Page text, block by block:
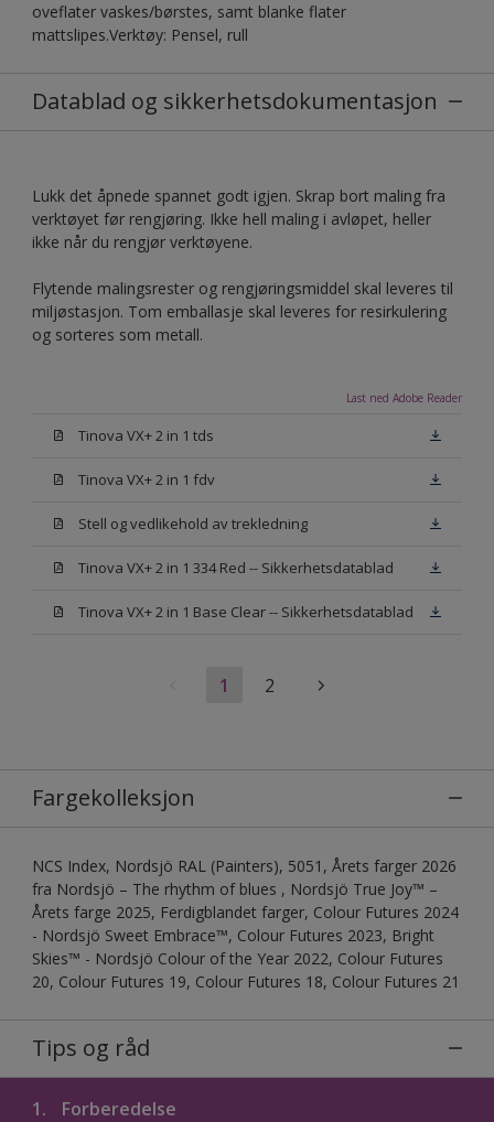
oveflater vaskes/børstes, samt blanke flater
mattslipes.Verktøy: Pensel, rull
Datablad og sikkerhetsdokumentasjon
Lukk det åpnede spannet godt igjen. Skrap bort maling fra
verktøyet før rengjøring. Ikke hell maling i avløpet, heller
ikke når du rengjør verktøyene.
Flytende malingsrester og rengjøringsmiddel skal leveres til
miljøstasjon. Tom emballasje skal leveres for resirkulering
og sorteres som metall.
Last ned Adobe Reader
Tinova VX+ 2 in 1 tds
Tinova VX+ 2 in 1 fdv
Stell og vedlikehold av trekledning
Tinova VX+ 2 in 1 334 Red -- Sikkerhetsdatablad
Tinova VX+ 2 in 1 Base Clear -- Sikkerhetsdatablad
1 2
Fargekolleksjon
NCS Index, Nordsjö RAL (Painters), 5051, Årets farger 2026
fra Nordsjö – The rhythm of blues , Nordsjö True Joy™ –
Årets farge 2025, Ferdigblandet farger, Colour Futures 2024
- Nordsjö Sweet Embrace™, Colour Futures 2023, Bright
Skies™ - Nordsjö Colour of the Year 2022, Colour Futures
20, Colour Futures 19, Colour Futures 18, Colour Futures 21
Tips og råd
1. Forberedelse